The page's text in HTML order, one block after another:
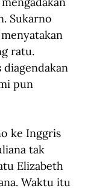
Sukarno
ratu.
pun
ke Inggris
tak
Elizabeth
Waktu itu